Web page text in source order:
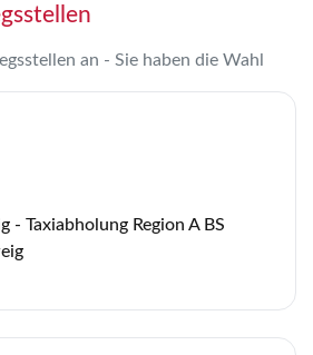
an - Sie haben die Wahl
- Taxiabholung Region A BS